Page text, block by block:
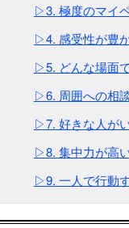
▷3. 極度のマイ
▷4. 感受性が豊
▷5. どんな場面
▷6. 周囲への相
▷7. 好きな人が
▷8. 集中力が高
▷9. 一人で行動